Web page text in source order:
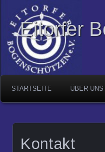
Eitorfer
STARTSEITE ÜBER UNS
Kontakt